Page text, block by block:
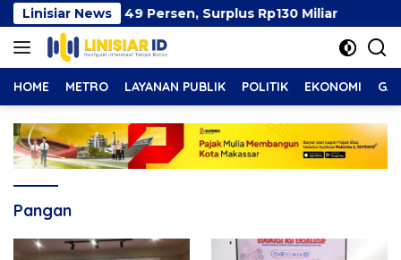
Langsung
ke
konten
Linisiar News
Capai 49 Persen, Surplus Rp130 Miliar
HOME METRO LAYANAN PUBLIK POLITIK EKONOMI
Pangan